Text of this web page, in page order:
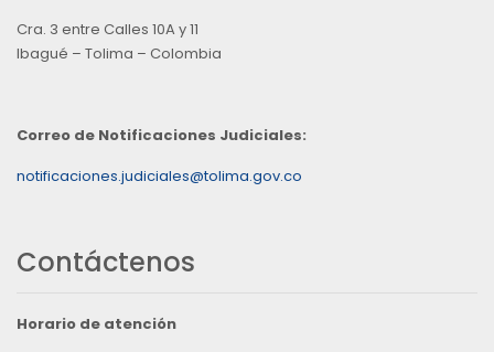
Cra. 3 entre Calles 10A y 11
Ibagué – Tolima – Colombia
Correo de Notificaciones Judiciales:
notificaciones.judiciales@tolima.gov.co
Contáctenos
Horario de atención